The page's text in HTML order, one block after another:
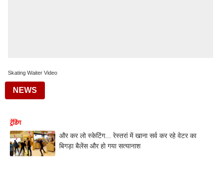
Skating Waiter Video
NEWS
ट्रेंडिंग
और कर लो स्केटिंग... रेस्तरां में खाना सर्व कर रहे वेटर का
बिगड़ा बैलेंस और हो गया सत्यानाश